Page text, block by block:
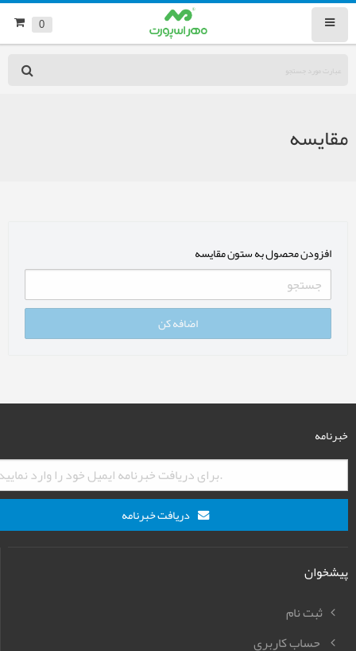
0
مقایسه
افزودن محصول به ستون مقایسه
اضافه کن
خبرنامه
دریافت خبرنامه
پیشخوان
ثبت نام
حساب کاربری